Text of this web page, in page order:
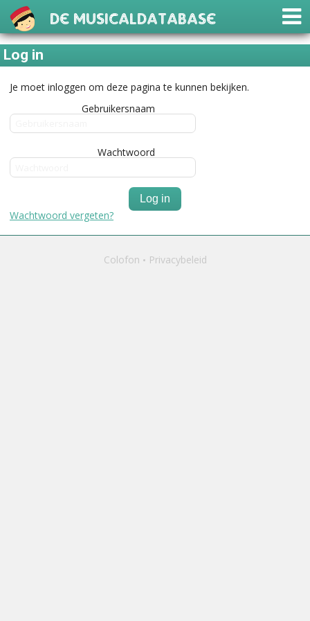
De Musicaldatabase
Log in
Je moet inloggen om deze pagina te kunnen bekijken.
Gebruikersnaam
Wachtwoord
Log in
Wachtwoord vergeten?
Colofon Privacybeleid